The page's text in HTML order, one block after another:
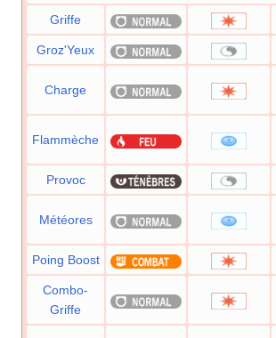
Griffe
Groz'Yeux
Charge
Flammèche
Provoc
Météores
Poing Boost
Combo-
Griffe